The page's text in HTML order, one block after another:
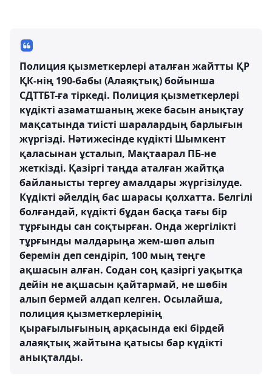
Полиция қызметкерлері аталған жайтты ҚР
ҚК-нің 190-бабы (Алаяқтық) бойынша
СДТТБТ-ға тіркеді. Полиция қызметкерлері
күдікті азаматшаның жеке басын анықтау
мақсатында тиісті шаралардың барлығын
жүргізді. Нәтижесінде күдікті Шымкент
қаласынан ұсталып, Мақтаарал ПБ-не
жеткізді. Қазіргі таңда аталған жайтқа
байланысты тергеу амалдары жүргізілуде.
Күдікті әйелдің бас шарасы қолхатта. Белгілі
болғандай, күдікті бұдан басқа тағы бір
тұрғынды сан соқтырған. Онда жергілікті
тұрғынды малдарыңа жем-шөп алып
беремін деп сендіріп, 100 мың теңге
ақшасын алған. Содан соң қазіргі уақытқа
дейін не ақшасын қайтармай, не шөбін
алып бермей алдап келген. Осылайша,
полиция қызметкерлерінің
қырағылығының арқасында екі бірдей
алаяқтық жайтына қатысы бар күдікті
анықталды.